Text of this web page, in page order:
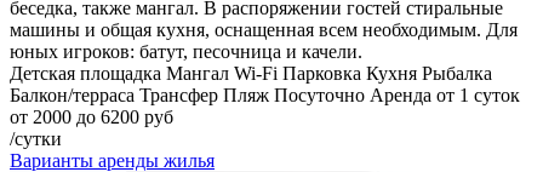
беседка, также мангал. В распоряжении гостей стиральные
машины и общая кухня, оснащенная всем необходимым. Для
юных игроков: батут, песочница и качели.
Детская площадка Мангал Wi-Fi Парковка Кухня Рыбалка
Балкон/терраса Трансфер Пляж Посуточно Аренда от 1 суток
от 2000 до 6200 руб
/сутки
Варианты аренды жилья